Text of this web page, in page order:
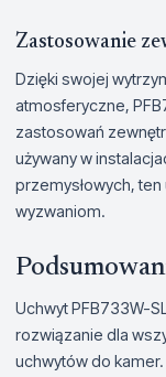
Zastosowanie
Dzięki swojej
atmosferyczne,
zastosowań
używany w
przemysłowych,
wyzwaniom.
Uchwyt PFB733W-
rozwiązanie dla
uchwytów do